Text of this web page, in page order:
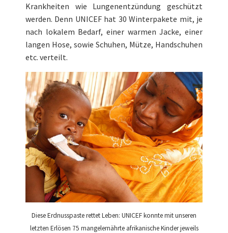
Krankheiten wie Lungenentzündung geschützt
werden. Denn UNICEF hat 30 Winterpakete mit, je
nach lokalem Bedarf, einer warmen Jacke, einer
langen Hose, sowie Schuhen, Mütze, Handschuhen
etc. verteilt.
Diese Erdnusspaste rettet Leben: UNICEF konnte mit unseren
letzten Erlösen 75 mangelernährte afrikanische Kinder jeweils